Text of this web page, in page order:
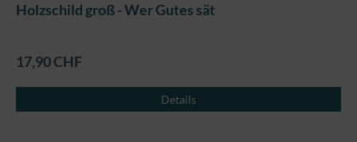
Holzschild groß - Wer Gutes sät
17,90 CHF
Details